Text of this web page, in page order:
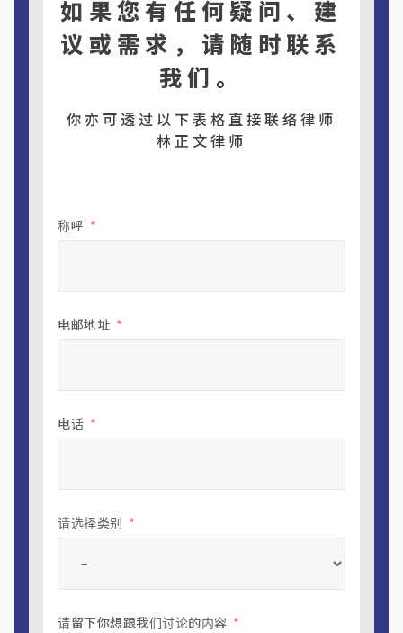
如果您有任何疑问、建
议或需求，请随时联系
我们。
你亦可透过以下表格直接联络律师
林正文律师
称呼
电邮地址
电话
请选择类别
请留下你想跟我们讨论的内容